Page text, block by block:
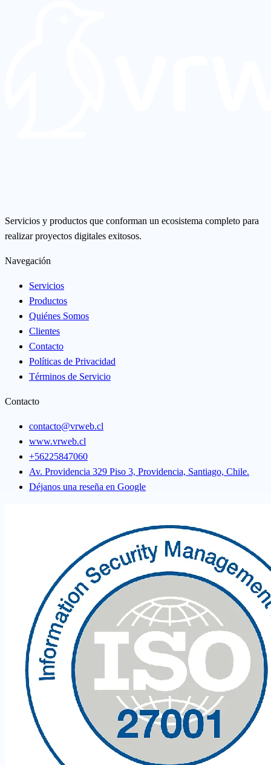
Servicios y productos que conforman un ecosistema completo para
realizar proyectos digitales exitosos.
Navegación
Servicios
Productos
Quiénes Somos
Clientes
Contacto
Políticas de Privacidad
Términos de Servicio
Contacto
contacto@vrweb.cl
www.vrweb.cl
+56225847060
Av. Providencia 329 Piso 3, Providencia, Santiago, Chile.
Déjanos una reseña en Google